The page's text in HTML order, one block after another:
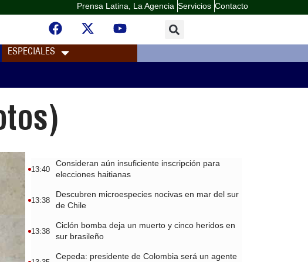
Prensa Latina, La Agencia Servicios Contacto
ESPECIALES
13:40
Consideran aún insuficiente inscripción para
elecciones haitianas
13:38
Descubren microespecies nocivas en mar del sur
de Chile
13:38
Ciclón bomba deja un muerto y cinco heridos en
sur brasileño
Cepeda: presidente de Colombia será un agente